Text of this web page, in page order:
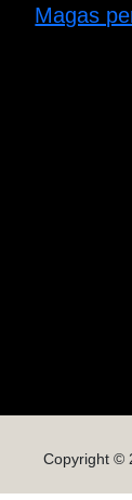
Magas
Copyright ©